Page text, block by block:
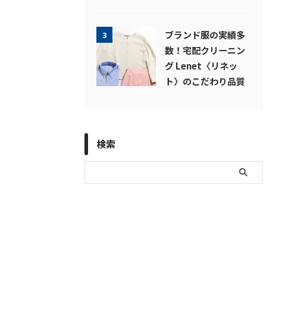
3
ブランド服の実績多
数！宅配クリーニン
グ Lenet〈リネッ
ト〉のこだわり品質
検索